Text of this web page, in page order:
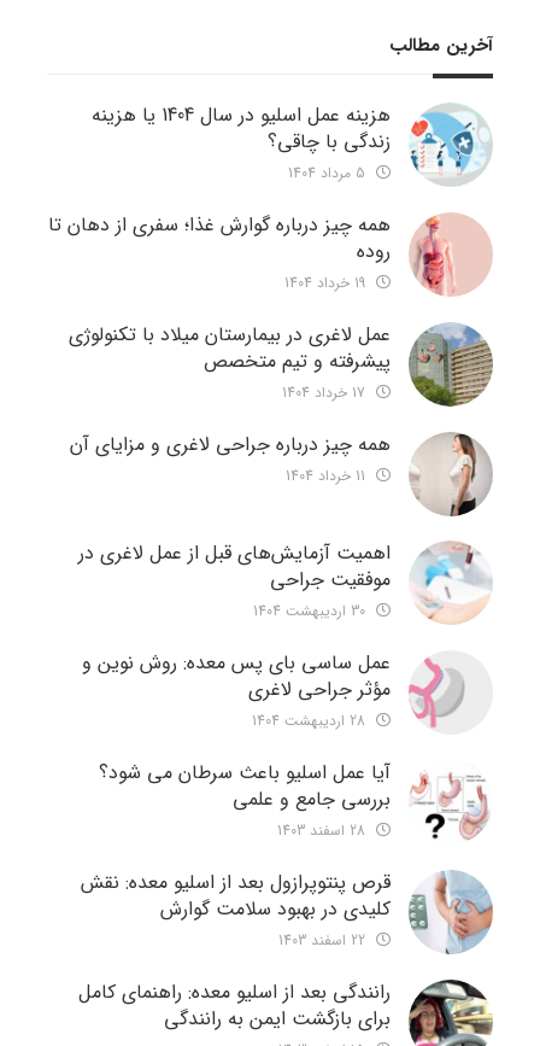
آخرین مطالب
هزینه عمل اسلیو در سال 1404 یا هزینه
زندگی با چاقی؟
همه چیز درباره گوارش غذا؛ سفری از دهان تا
روده
عمل لاغری در بیمارستان میلاد با تکنولوژی
پیشرفته و تیم متخصص
همه چیز درباره جراحی لاغری و مزایای آن
اهمیت آزمایش‌های قبل از عمل لاغری در
موفقیت جراحی
عمل ساسی بای پس معده: روش نوین و
مؤثر جراحی لاغری
آیا عمل اسلیو باعث سرطان می شود؟
بررسی جامع و علمی
قرص پنتوپرازول بعد از اسلیو معده: نقش
کلیدی در بهبود سلامت گوارش
رانندگی بعد از اسلیو معده: راهنمای کامل
برای بازگشت ایمن به رانندگی